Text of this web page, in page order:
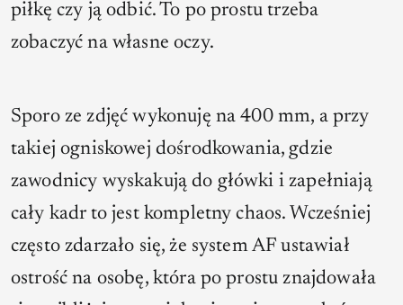
piłkę czy ją odbić. To po prostu trzeba
zobaczyć na własne oczy.
Sporo ze zdjęć wykonuję na 400 mm, a przy
takiej ogniskowej dośrodkowania, gdzie
zawodnicy wyskakują do główki i zapełniają
cały kadr to jest kompletny chaos. Wcześniej
często zdarzało się, że system AF ustawiał
ostrość na osobę, która po prostu znajdowała